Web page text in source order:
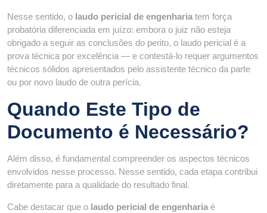
Nesse sentido, o laudo pericial de engenharia tem força
probatória diferenciada em juízo: embora o juiz não esteja
obrigado a seguir as conclusões do perito, o laudo pericial é a
prova técnica por excelência — e contestá-lo requer argumentos
técnicos sólidos apresentados pelo assistente técnico da parte
ou por novo laudo de outra perícia.
Quando Este Tipo de
Documento é Necessário?
Além disso, é fundamental compreender os aspectos técnicos
envolvidos nesse processo. Nesse sentido, cada etapa contribui
diretamente para a qualidade do resultado final.
Cabe destacar que o laudo pericial de engenharia é